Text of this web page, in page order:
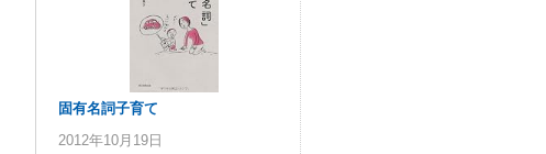
固有名詞子育て
2012年10月19日